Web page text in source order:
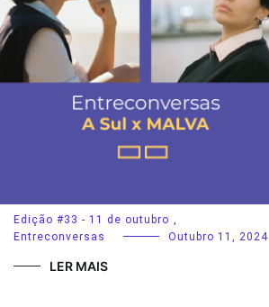
Edição #33 - 11 de outubro ,
Entreconversas
Outubro 11, 2024
LER MAIS